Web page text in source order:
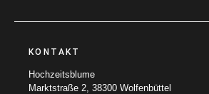
KONTAKT
Hochzeitsblume
Marktstraße 2, 38300 Wolfenbüttel